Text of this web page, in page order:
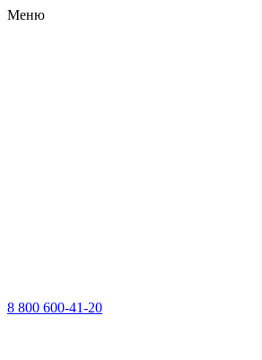
Меню
8 800 600-41-20